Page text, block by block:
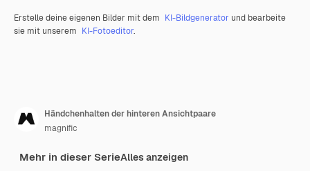
Erstelle deine eigenen Bilder mit dem KI-Bildgenerator und bearbeite
sie mit unserem KI-Fotoeditor.
Händchenhalten der hinteren Ansichtpaare
magnific
Mehr in dieser SerieAlles anzeigen